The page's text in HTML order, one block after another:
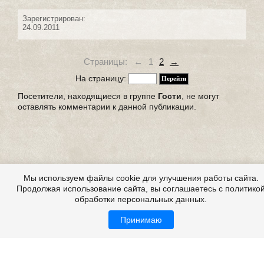
Зарегистрирован:
24.09.2011
Страницы: ← 1 2 →
На страницу:
Посетители, находящиеся в группе Гости , не могут
оставлять комментарии к данной публикации.
Мы используем файлы cookie для улучшения работы сайта.
Продолжая использование сайта, вы соглашаетесь с
обработки персональных данных.
Принимаю